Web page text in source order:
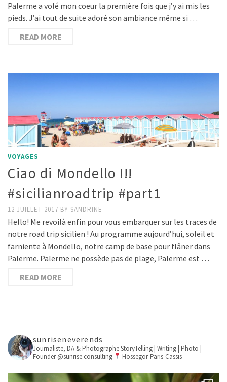
Palerme a volé mon coeur la première fois que j’y ai mis les
pieds. J’ai tout de suite adoré son ambiance même si …
READ MORE
VOYAGES
Ciao di Mondello !!!
#sicilianroadtrip #part1
12 JUILLET 2017 BY SANDRINE
Hello! Me revoilà enfin pour vous embarquer sur les traces de
notre road trip sicilien ! Au programme aujourd’hui, soleil et
farniente à Mondello, notre camp de base pour flâner dans
Palerme. Palerme ne possède pas de plage, Palerme est …
READ MORE
sunriseneverends
Journaliste, DA & PhotographeStoryTelling | Writing | Photo |
Founder @sunrise.consulting
Hossegor-Paris-Cassis